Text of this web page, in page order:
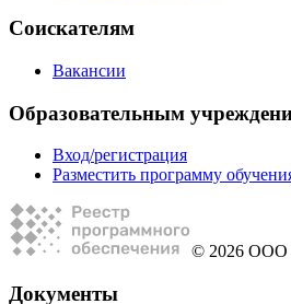
Соискателям
Вакансии
Образовательным
Вход/регистрация
Разместить программу
© 2026
Документы